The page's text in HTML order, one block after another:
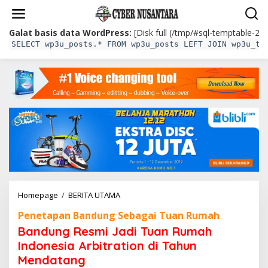
i
Galat basis data WordPress: [Disk full (/tmp/#sql-temptable-
SELECT wp3u_posts.* FROM wp3u_posts LEFT JOIN
Homepage / BERITA UTAMA
n
d
u
n
Penetapan Bandung Sebagai Tuan Rumah
Bandung Resmi Jadi Tuan Rumah
Indonesia Arbitration di Tahun
Mendatang